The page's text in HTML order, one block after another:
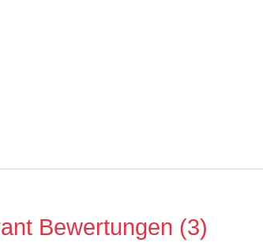
Bewertungen 3